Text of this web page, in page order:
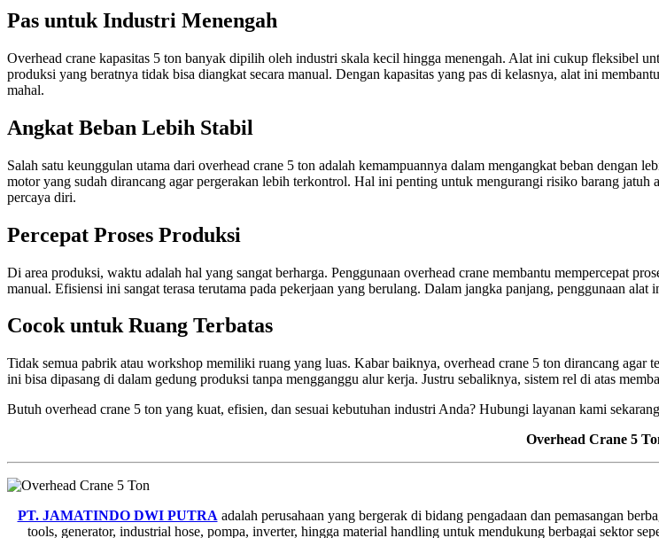
Pas untuk Industri Menengah
Overhead crane kapasitas 5 ton banyak dipilih oleh industri skala kecil hingga menengah. Alat ini cukup fleksibel
produksi yang beratnya tidak bisa diangkat secara manual. Dengan kapasitas yang pas di kelasnya, alat ini
mahal.
Angkat Beban Lebih Stabil
Salah satu keunggulan utama dari overhead crane 5 ton adalah kemampuannya dalam mengangkat beban dengan
motor yang sudah dirancang agar pergerakan lebih terkontrol. Hal ini penting untuk mengurangi risiko barang jatuh
percaya diri.
Percepat Proses Produksi
Di area produksi, waktu adalah hal yang sangat berharga. Penggunaan overhead crane membantu mempercepat
manual. Efisiensi ini sangat terasa terutama pada pekerjaan yang berulang. Dalam jangka panjang, penggunaan
Cocok untuk Ruang Terbatas
Tidak semua pabrik atau workshop memiliki ruang yang luas. Kabar baiknya, overhead crane 5 ton dirancang agar
ini bisa dipasang di dalam gedung produksi tanpa mengganggu alur kerja. Justru sebaliknya, sistem rel di atas
Butuh overhead crane 5 ton yang kuat, efisien, dan sesuai kebutuhan industri Anda? Hubungi layanan kami
Overhead Crane 5
PT. JAMATINDO DWI PUTRA adalah perusahaan yang bergerak di bidang pengadaan dan pemasangan
tools, generator, industrial hose, pompa, inverter, hingga material handling untuk mendukung berbagai sektor